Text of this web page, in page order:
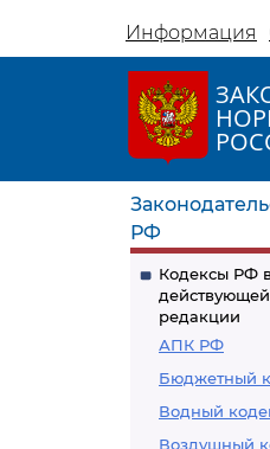
Информация
РФ
Кодексы РФ
действующей
редакции
АПК РФ
Бюджетный
Водный
Воздушный